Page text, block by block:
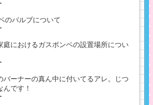
のバルブについて
庭におけるガスボンベの設置場所につい
バーナーの真ん中に付いてるアレ。じつ
んです！